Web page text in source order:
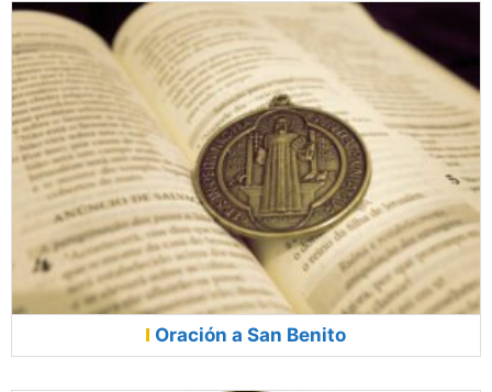
Oración a San Benito